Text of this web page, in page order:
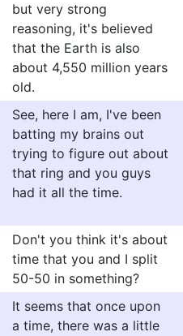
but very strong
reasoning, it's believed
that the Earth is also
about 4,550 million years
old.
See, here I am, I've been
batting my brains out
trying to figure out about
that ring and you guys
had it all the time.
Don't you think it's about
time that you and I split
50-50 in something?
It seems that once upon
a time, there was a little